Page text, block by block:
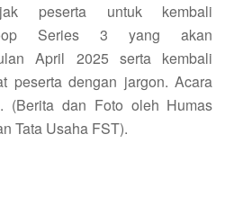
peserta untuk kembali
Series 3 yang akan
April 2025 serta kembali
peserta dengan jargon. Acara
(Berita dan Foto oleh Humas
Tata Usaha FST).